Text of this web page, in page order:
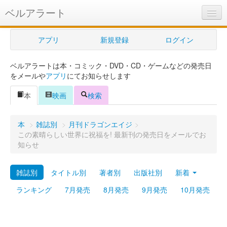
ベルアラート
ベルアラートとは
ヘルプ
新規登録
ログイン
購入管理
プレミアム
アプリ 新規登録 ログイン
ベルアラートは本・コミック・DVD・CD・ゲームなどの発売日
をメールやアプリ にてお知らせします
本
映画 検索
本 > 雑誌別 > 月刊ドラゴンエイジ >
この素晴らしい世界に祝福を! 最新刊の発売日をメールでお
知らせ
雑誌別 タイトル別 著者別 出版社別
新着
ランキング
7月発売 8月発売 9月発売 10月発売